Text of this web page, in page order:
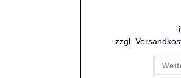
zzgl.